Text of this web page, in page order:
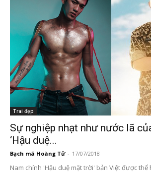
Trai đẹp
Sự nghiệp nhạt như nước lã
‘Hậu duệ...
Bạch mã Hoàng Tử - 17/07/2018
Nam chính 'Hậu duệ mặt trời' bản Việt được thể